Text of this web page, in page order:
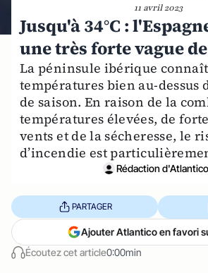
11 avril 2023
Jusqu'à 34°C :
une très forte vague
La péninsule ibérique
températures bien au-dessus
de saison. En raison de la
températures élevées, de
vents et de la sécheresse, le
d’incendie est
Rédaction d'Atlantico
Écoutez cet article0:00min
PARTAGER
Ajouter Atlantico en favori